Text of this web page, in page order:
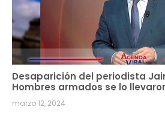
Desaparición del periodista
Hombres armados se lo
marzo 12, 2024